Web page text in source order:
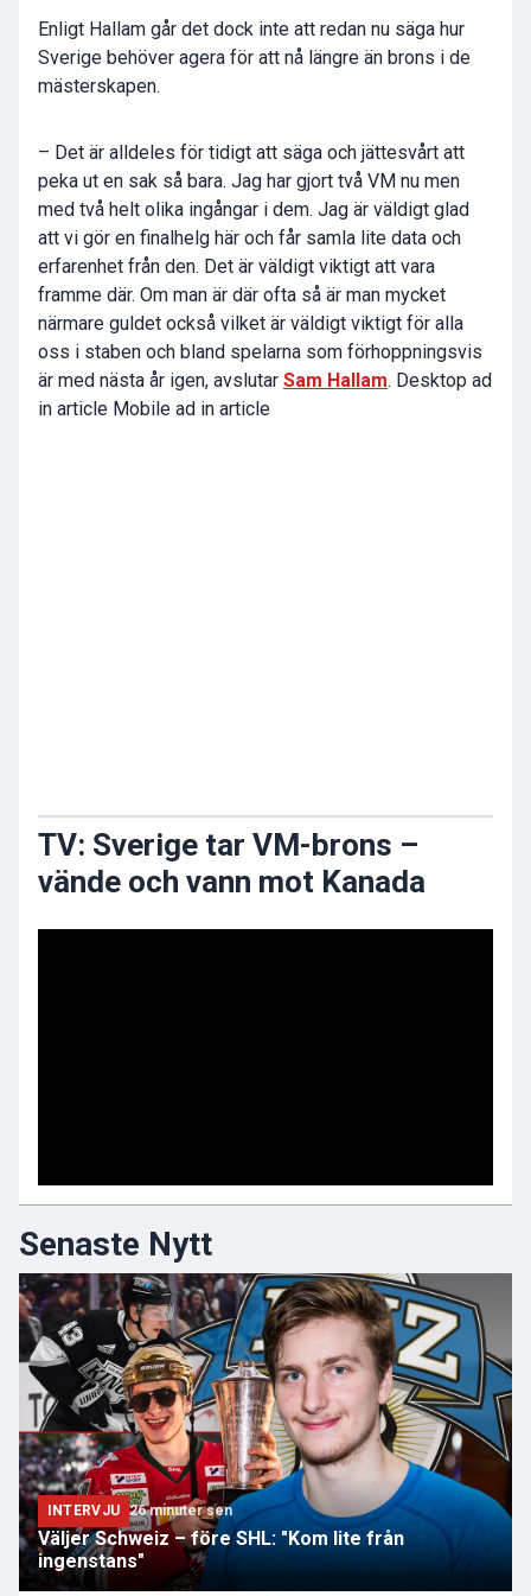
Enligt Hallam går det dock inte att redan nu säga hur
Sverige behöver agera för att nå längre än brons i de
mästerskapen.
– Det är alldeles för tidigt att säga och jättesvårt att
peka ut en sak så bara. Jag har gjort två VM nu men
med två helt olika ingångar i dem. Jag är väldigt glad
att vi gör en finalhelg här och får samla lite data och
erfarenhet från den. Det är väldigt viktigt att vara
framme där. Om man är där ofta så är man mycket
närmare guldet också vilket är väldigt viktigt för alla
oss i staben och bland spelarna som förhoppningsvis
är med nästa år igen, avslutar Sam Hallam. Desktop ad
in article Mobile ad in article
TV: Sverige tar VM-brons –
vände och vann mot Kanada
Senaste Nytt
INTERVJU 26 minuter sen
Väljer Schweiz – före SHL: "Kom lite från
ingenstans"